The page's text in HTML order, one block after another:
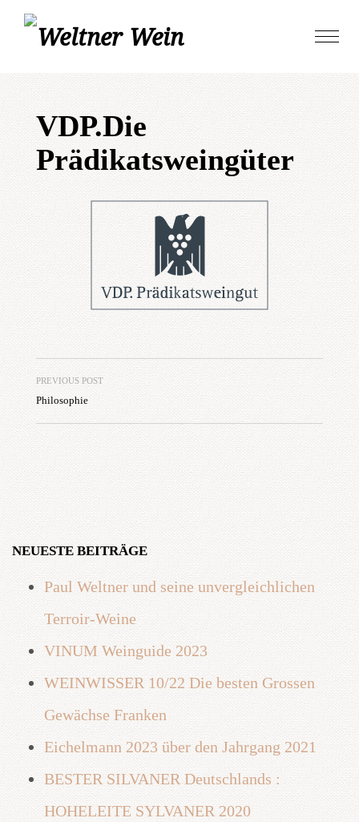
Skip
Toggle
VDP.Die
Prädikatsweingüter
PREVIOUS POST
Philosophie
NEUESTE BEITRÄGE
Paul Weltner und seine unvergleichlichen
Terroir-Weine
VINUM Weinguide 2023
WEINWISSER 10/22 Die besten Grossen
Gewächse Franken
Eichelmann 2023 über den Jahrgang 2021
BESTER SILVANER Deutschlands :
HOHELEITE SYLVANER 2020